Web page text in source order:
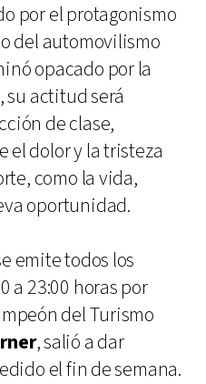
por el protagonismo
del automovilismo
opacado por la
su actitud será
de clase,
el dolor y la tristeza
como la vida,
oportunidad.
emite todos los
a 23:00 horas por
del Turismo
, salió a dar
el fin de semana.